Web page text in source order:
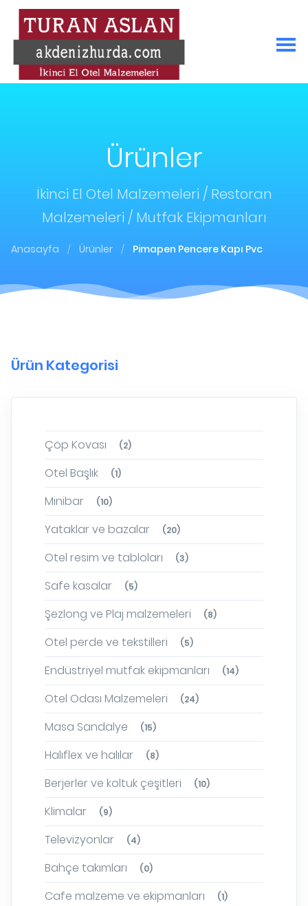
Ürünler
İkinci El Otel Malzemeleri / Restoran
Malzemeleri / Mutfak Ekipmanları
Anasayfa / Ürünler / Pimapen Pencere Kapı Pvc
Ürün Kategorisi
Çöp Kovası (2)
Otel Başlık (1)
Minibar (10)
Yataklar ve bazalar (20)
Otel resim ve tabloları (3)
Safe kasalar (5)
Şezlong ve Plaj malzemeleri (8)
Otel perde ve tekstilleri (5)
Endüstriyel mutfak ekipmanları (14)
Otel Odası Malzemeleri (24)
Masa Sandalye (15)
Halıflex ve halılar (8)
Berjerler ve koltuk çeşitleri (10)
Klimalar (9)
Televizyonlar (4)
Bahçe takımları (0)
Cafe malzeme ve ekipmanları (1)